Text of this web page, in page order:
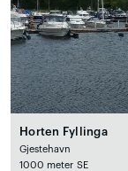
Horten Fyllinga
Gjestehavn
1000 meter SE